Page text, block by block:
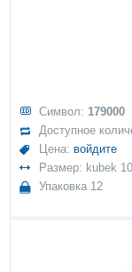
Символ: 179000
Доступное
Цена: войдите
Размер: kubek
Упаковка 12